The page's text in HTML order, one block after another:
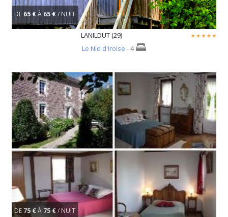
DE 65 € À 65 €/ NUIT
LANILDUT (29)
Le Nid d'Iroise - 4
DE 75 €À 75 €/ NUIT